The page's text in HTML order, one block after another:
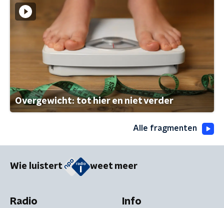
Overgewicht: tot hier en niet verder
Alle fragmenten
Wie luistert weet meer
Radio Info